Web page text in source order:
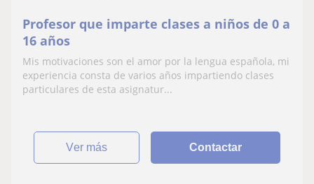
Profesor que imparte clases a niños de 0 a
16 años
Mis motivaciones son el amor por la lengua española, mi
experiencia consta de varios años impartiendo clases
particulares de esta asignatur...
ver más Contactar